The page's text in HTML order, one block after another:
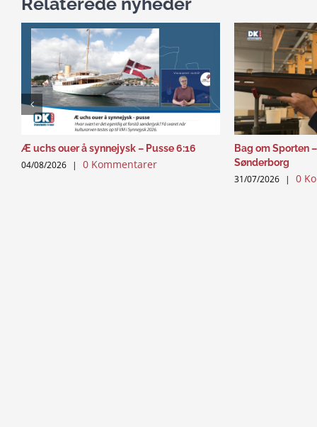
Æ uchs ouer å synnejysk – Pusse 6:16
04/08/2026 | 0 Kommentarer
Bag om Sporten
Sønderborg
31/07/2026 | 0